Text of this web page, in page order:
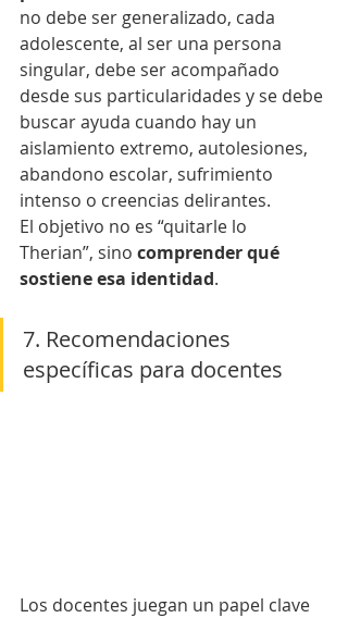
no debe ser generalizado, cada
adolescente, al ser una persona
singular, debe ser acompañado
desde sus particularidades y se debe
buscar ayuda cuando hay un
aislamiento extremo, autolesiones,
abandono escolar, sufrimiento
intenso o creencias delirantes.
El objetivo no es “quitarle lo
Therian”, sino comprender qué
sostiene esa identidad.
7. Recomendaciones
específicas para docentes
Los docentes juegan un papel clave